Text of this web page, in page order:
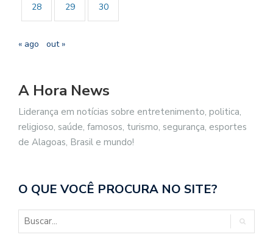
28 29 30
« ago out »
A Hora News
Liderança em notícias sobre entretenimento, politica,
religioso, saúde, famosos, turismo, segurança, esportes
de Alagoas, Brasil e mundo!
O QUE VOCÊ PROCURA NO SITE?